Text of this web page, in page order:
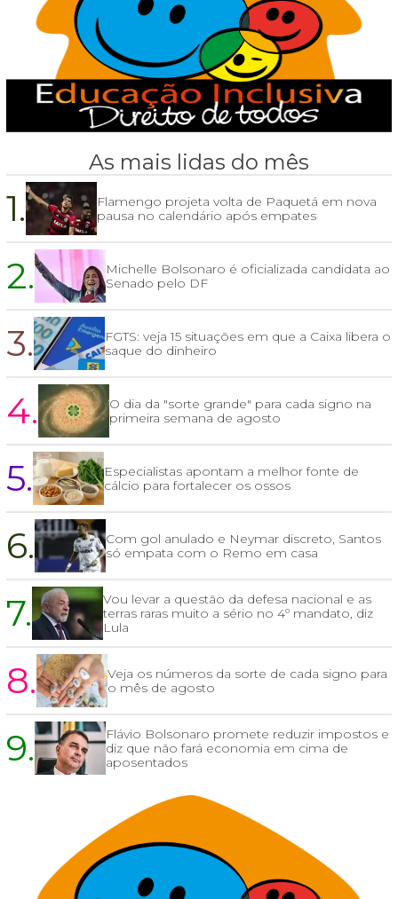
As mais lidas do mês
1.
Flamengo projeta volta de Paquetá em nova
pausa no calendário após empates
2.
Michelle Bolsonaro é oficializada candidata ao
Senado pelo DF
3.
FGTS: veja 15 situações em que a Caixa libera o
saque do dinheiro
4.
O dia da "sorte grande" para cada signo na
primeira semana de agosto
5.
Especialistas apontam a melhor fonte de
cálcio para fortalecer os ossos
6.
Com gol anulado e Neymar discreto, Santos
só empata com o Remo em casa
7.
Vou levar a questão da defesa nacional e as
terras raras muito a sério no 4º mandato, diz
Lula
8.
Veja os números da sorte de cada signo para
o mês de agosto
9.
Flávio Bolsonaro promete reduzir impostos e
diz que não fará economia em cima de
aposentados